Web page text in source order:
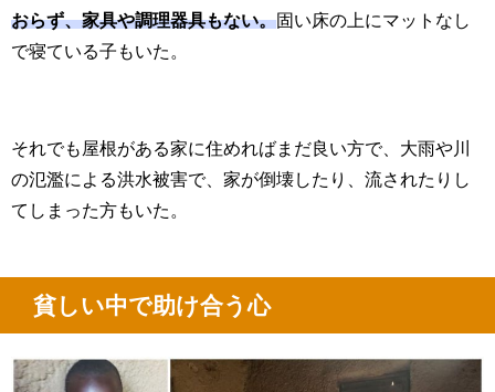
おらず、家具や調理器具もない。固い床の上にマットなし
で寝ている子もいた。
それでも屋根がある家に住めればまだ良い方で、大雨や川
の氾濫による洪水被害で、家が倒壊したり、流されたりし
てしまった方もいた。
貧しい中で助け合う心